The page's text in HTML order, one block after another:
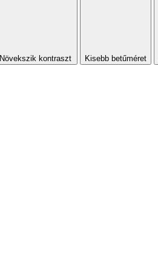
Növekszik kontraszt Kisebb betűméret